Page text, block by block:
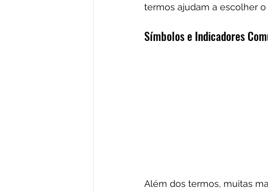
termos ajudam a escolher
Símbolos e Indicadores
Além dos termos, muitas